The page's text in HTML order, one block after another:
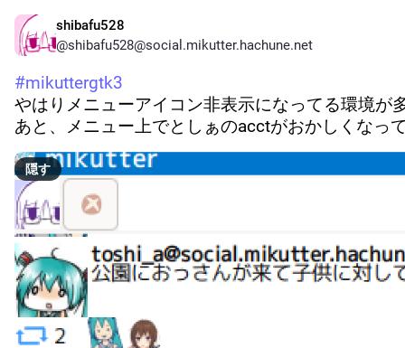
shibafu528
@shibafu528@social.mikutter.hachune.net
#mikuttergtk3
やはりメニューアイコン非表示になってる環境が
あと、メニュー上でとしぁのacctがおかしくなっ
隠す